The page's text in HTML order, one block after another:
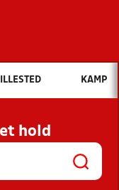
vil du søge efter?
OG NYHEDER
OG
KAMP
hold